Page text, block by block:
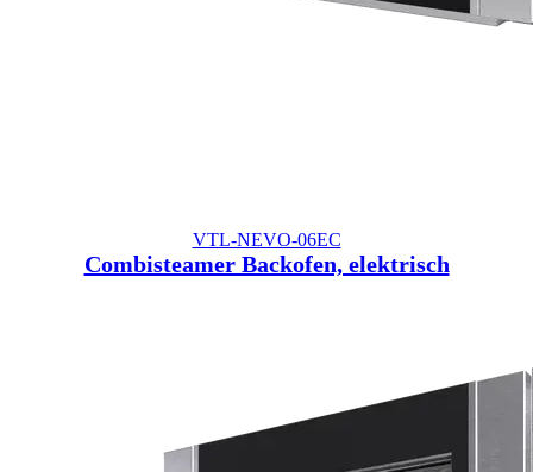
VTL-NEVO-06EC
Combisteamer Backofen, elektrisch